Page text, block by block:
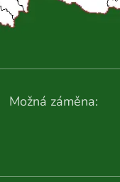
Možná záměna: